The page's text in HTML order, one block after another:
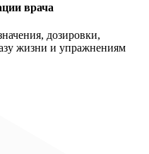
врача
дозировки,
жизни и упражнениям